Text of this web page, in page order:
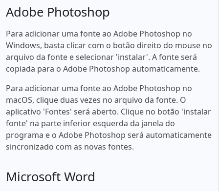
Adobe Photoshop
Para adicionar uma fonte ao Adobe Photoshop no
Windows, basta clicar com o botão direito do mouse no
arquivo da fonte e selecionar 'instalar'. A fonte será
copiada para o Adobe Photoshop automaticamente.
Para adicionar uma fonte ao Adobe Photoshop no
macOS, clique duas vezes no arquivo da fonte. O
aplicativo 'Fontes' será aberto. Clique no botão 'instalar
fonte' na parte inferior esquerda da janela do
programa e o Adobe Photoshop será automaticamente
sincronizado com as novas fontes.
Microsoft Word